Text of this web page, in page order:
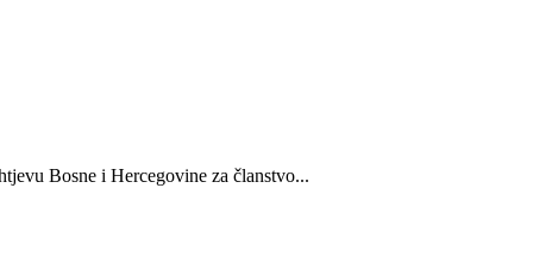
Bosne i Hercegovine za članstvo...